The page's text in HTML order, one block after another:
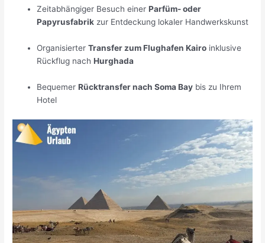
Zeitabhängiger Besuch einerParfüm- oder
Papyrusfabrik zur Entdeckung lokaler Handwerkskunst
OrganisierterTransfer zum Flughafen Kairo inklusive
Rückflug nachHurghada
BequemerRücktransfer nach Soma Bay bis zu Ihrem
Hotel